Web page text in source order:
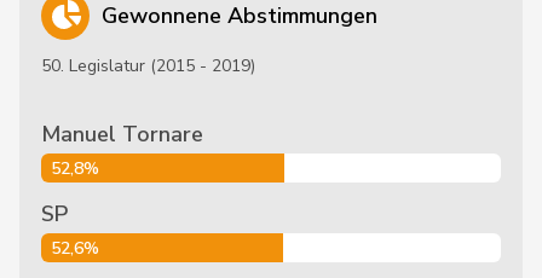
Gewonnene Abstimmungen
50. Legislatur (2015 - 2019)
Manuel Tornare
52,8%
SP
52,6%